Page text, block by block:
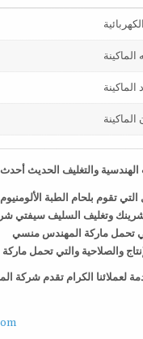
الماكينة
الماكينة
والتغليف الحديث أحدث
تقوم بلحام الطبة
شرينك وتغليف السليف سيفتي
تحمل ماركة المهندس منسي
والصلاحية والتي تحمل
لعملائنا الكرام تقدم